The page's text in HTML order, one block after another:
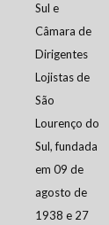
Sul e
Câmara de
Dirigentes
Lojistas de
São
Lourenço do
Sul, fundada
em 09 de
agosto de
1938 e 27